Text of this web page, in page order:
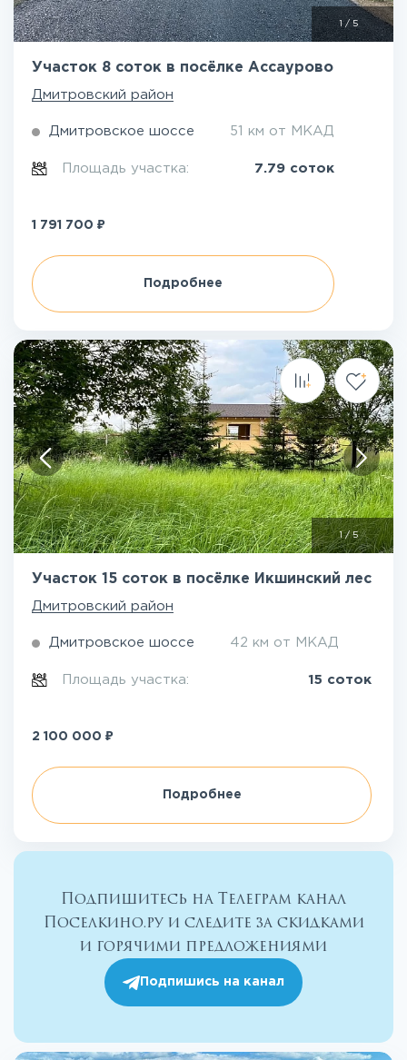
1/5
Участок 8 соток в посёлке Ассаурово
Дмитровский район
Дмитровское шоссе 51 км от МКАД
Площадь участка: 7.79 соток
1 791 700 ₽
Подробнее
1 /5
Участок 15 соток в посёлке Икшинский лес
Дмитровский район
Дмитровское шоссе 42 км от МКАД
Площадь участка: 15 соток
2 100 000 ₽
Подробнее
Подпишитесь на Телеграм канал
Поселкино.ру и следите за скидками
и горячими предложениями
Подпишись на канал